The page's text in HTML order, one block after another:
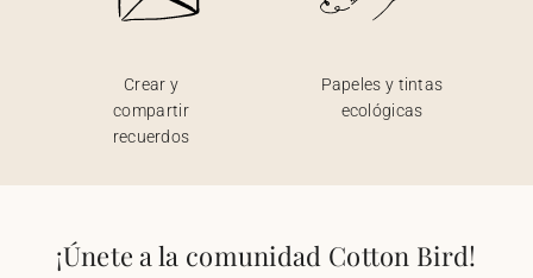
Crear y
compartir
recuerdos
Papeles y tintas
ecológicas
¡Únete a la comunidad Cotton Bird!